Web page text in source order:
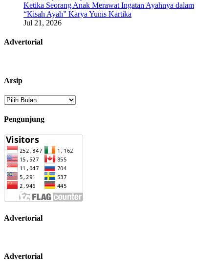
Ketika Seorang Anak Merawat Ingatan Ayahnya dalam
“Kisah Ayah” Karya Yunis Kartika
Jul 21, 2026
Advertorial
Arsip
Arsip
Pengunjung
Advertorial
Advertorial